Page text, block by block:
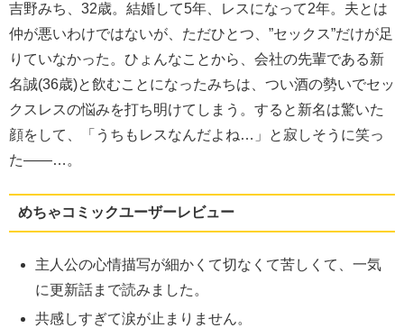
吉野みち、32歳。結婚して5年、レスになって2年。夫とは
仲が悪いわけではないが、ただひとつ、”セックス”だけが足
りていなかった。ひょんなことから、会社の先輩である新
名誠(36歳)と飲むことになったみちは、つい酒の勢いでセッ
クスレスの悩みを打ち明けてしまう。すると新名は驚いた
顔をして、「うちもレスなんだよね…」と寂しそうに笑っ
た――…。
めちゃコミックユーザーレビュー
主人公の心情描写が細かくて切なくて苦しくて、一気
に更新話まで読みました。
共感しすぎて涙が止まりません。